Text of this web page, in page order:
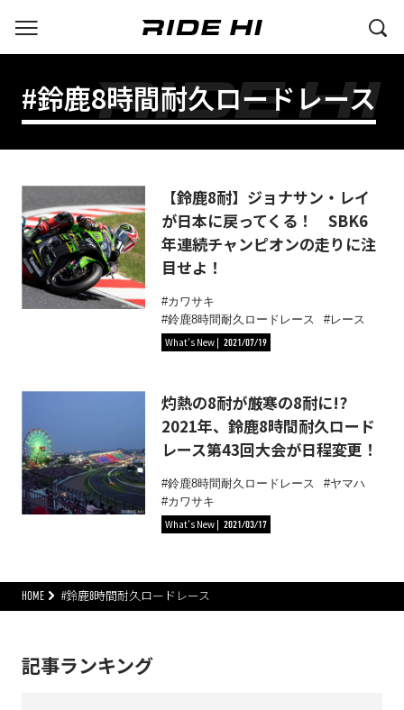
#鈴鹿8時間耐久ロードレース
【鈴鹿8耐】ジョナサン・レイ
が日本に戻ってくる！ SBK6
年連続チャンピオンの走りに注
目せよ！
カワサキ
鈴鹿8時間耐久ロードレース
レース
What's New
2021/07/19
灼熱の8耐が厳寒の8耐に!?
2021年、鈴鹿8時間耐久ロード
レース第43回大会が日程変更！
鈴鹿8時間耐久ロードレース
ヤマハ
カワサキ
What's New
2021/03/17
HOME #鈴鹿8時間耐久ロードレース
記事ランキング